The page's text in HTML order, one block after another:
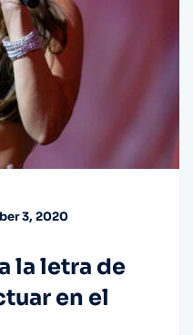
3, 2020
la letra de
en el